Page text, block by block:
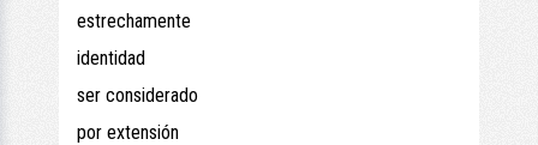
estrechamente
identidad
ser considerado
por extensión